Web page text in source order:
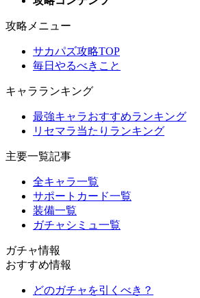
攻略メニュー
サカパズ攻略TOP
毎日やるべきこと
キャラランキング
最強キャラおすすめランキング
リセマラ当たりランキング
主要一覧記事
全キャラ一覧
サポートカード一覧
装備一覧
ガチャシミュ一覧
ガチャ情報
おすすめ情報
どのガチャを引くべき？